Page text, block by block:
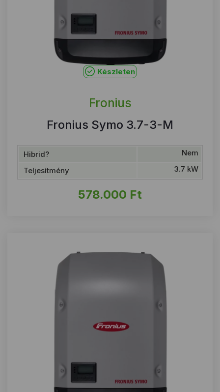
Készleten
Fronius
Fronius Symo 3.7-3-M
Hibrid?
Nem
Teljesítmény
3.7 kW
578.000 Ft